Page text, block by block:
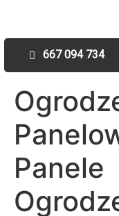
667 094 734
Panele